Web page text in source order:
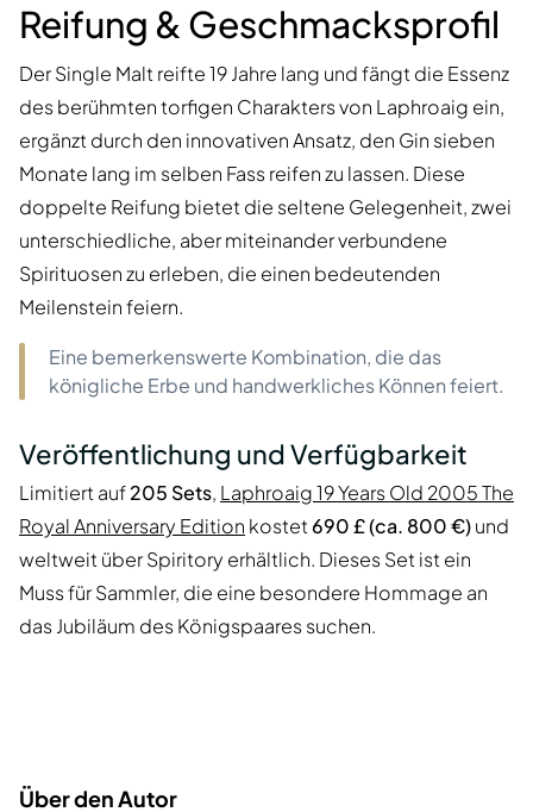
Reifung & Geschmacksprofil
Der Single Malt reifte 19 Jahre lang und fängt die Essenz
des berühmten torfigen Charakters von Laphroaig ein,
ergänzt durch den innovativen Ansatz, den Gin sieben
Monate lang im selben Fass reifen zu lassen. Diese
doppelte Reifung bietet die seltene Gelegenheit, zwei
unterschiedliche, aber miteinander verbundene
Spirituosen zu erleben, die einen bedeutenden
Meilenstein feiern.
Eine bemerkenswerte Kombination, die das
königliche Erbe und handwerkliches Können feiert.
Veröffentlichung und Verfügbarkeit
Limitiert auf205 Sets, Laphroaig 19 Years Old 2005 The
Royal Anniversary Edition kostet690 £ (ca. 800 €)und
weltweit über Spiritory erhältlich. Dieses Set ist ein
Muss für Sammler, die eine besondere Hommage an
das Jubiläum des Königspaares suchen.
Über den Autor